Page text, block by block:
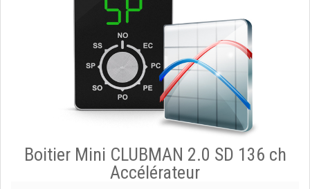
Boitier Mini CLUBMAN 2.0 SD 136 ch
Accélérateur